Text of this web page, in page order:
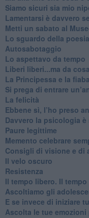
​Siamo sicuri sia mio
​Lamentarsi è davvero
​Metti un sabato al
​Lo sguardo della
Autosabotaggio
​Lo aspettavo da tempo
​Liberi liberi...ma da
​La Principessa e la
Si prega di entrare
​La felicità
​Ebbene sì, l’ho preso
​Davvero la psicologia
Paure legittime
​Memento celebrare
​Consigli di visione e di
​Il velo oscuro
Resistenza
​Il tempo libero. Il
Ascoltiamo gli
​E se invece di iniziare
​Ascolta le tue